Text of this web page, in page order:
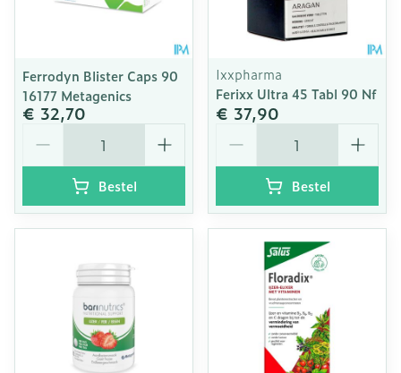
Ferrodyn Blister Caps 90
16177 Metagenics
€ 32,70
Bestel
Ixxpharma
Ferixx Ultra 45 Tabl 90 Nf
€ 37,90
Bestel